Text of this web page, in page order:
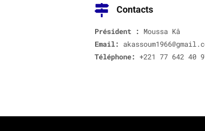
Contacts
Président : Moussa Kâ
Email:
Téléphone: +221 77 642 40